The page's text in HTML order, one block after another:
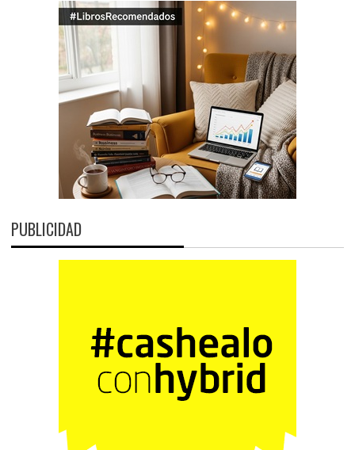
PUBLICIDAD